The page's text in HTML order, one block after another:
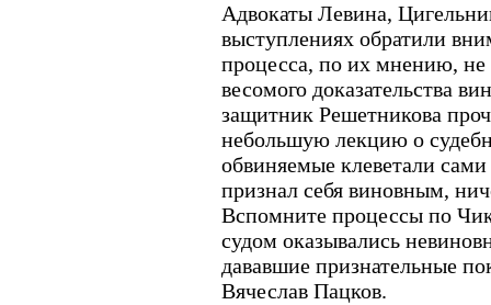
Адвокаты Левина,
выступлениях обратили
процесса, по их мнению, не
весомого доказательства
защитник Решетникова
небольшую лекцию о
обвиняемые клеветали
признал себя виновным,
Вспомните процессы по
судом оказывались
дававшие признательные
Вячеслав Пацков.